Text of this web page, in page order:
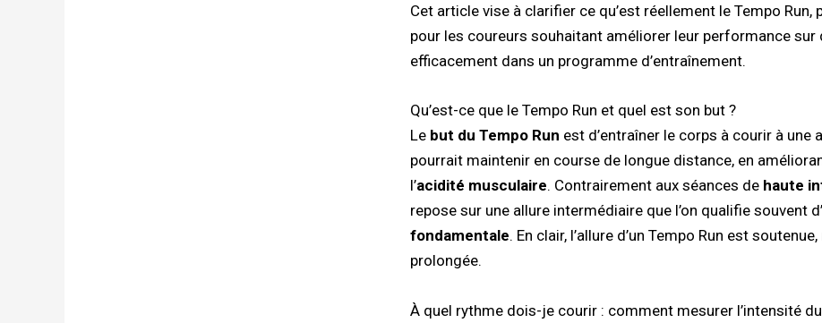
Cet article vise à clarifier ce qu’est réellement le Tempo
pour les coureurs souhaitant améliorer leur performance
efficacement dans un programme d’entraînement.
Qu’est-ce que le Tempo Run et quel est son but ?
Le but du Tempo Run est d’entraîner le corps à courir à une
pourrait maintenir en course de longue distance, en
l’acidité musculaire. Contrairement aux séances de haute
repose sur une allure intermédiaire que l’on qualifie souvent
fondamentale. En clair, l’allure d’un Tempo Run est
prolongée.
À quel rythme dois-je courir : comment mesurer l’intensité du